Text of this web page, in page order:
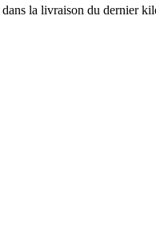
la livraison du dernier